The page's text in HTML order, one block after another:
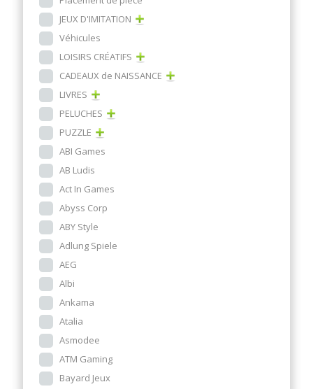
JEUX D'IMITATION
Véhicules
LOISIRS CRÉATIFS
CADEAUX de NAISSANCE
LIVRES
PELUCHES
PUZZLE
ABI Games
AB Ludis
Act In Games
Abyss Corp
ABY Style
Adlung Spiele
AEG
Albi
Ankama
Atalia
Asmodee
ATM Gaming
Bayard Jeux